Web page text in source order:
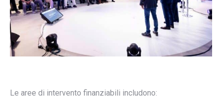
Le aree di intervento finanziabili includono: